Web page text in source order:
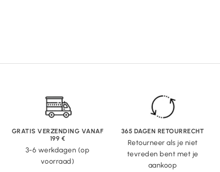
GRATIS VERZENDING VANAF
199 €
3-6 werkdagen (op
voorraad)
365 DAGEN RETOURRECHT
Retourneer als je niet
tevreden bent met je
aankoop